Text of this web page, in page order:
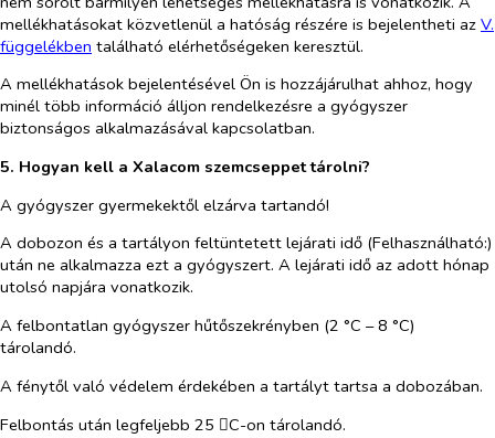
mellékhatásokat közvetlenül a hatóság részére is bejelentheti az V.
függelékben található elérhetőségeken keresztül.
A mellékhatások bejelentésével Ön is hozzájárulhat ahhoz, hogy
minél több információ álljon rendelkezésre a gyógyszer
biztonságos alkalmazásával kapcsolatban.
5. Hogyan kell a Xalacom szemcseppet tárolni?
A gyógyszer gyermekektől elzárva tartandó!
A dobozon és a tartályon feltüntetett lejárati idő (Felhasználható:)
után ne alkalmazza ezt a gyógyszert. A lejárati idő az adott hónap
utolsó napjára vonatkozik.
A felbontatlan gyógyszer hűtőszekrényben (2 °C – 8 °C)
tárolandó.
A fénytől való védelem érdekében a tartályt tartsa a dobozában.
Felbontás után legfeljebb 25 C-on tárolandó.